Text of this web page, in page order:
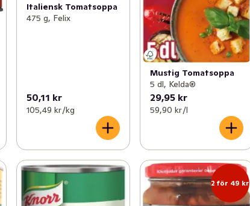
Italiensk Tomatsoppa
475 g, Felix
50,11 kr
105,49 kr /kg
Mustig Tomatsoppa
5 dl, Kelda®
29,95 kr
59,90 kr /l
2 för 49 kr